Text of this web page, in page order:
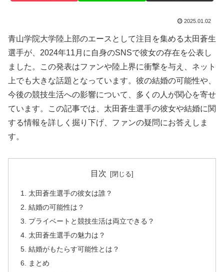
2025.01.02
青山学院大学陸上部のエースとして注目を集める太田蒼生
選手が、2024年11月に自身のSNSで彼女の存在を公表し
ました。この発表はファンや陸上界に衝撃を与え、ネット
上でも大きな話題となっています。彼の結婚の可能性や、
今後の競技生活への影響について、多くの人が関心を寄せ
ています。この記事では、太田蒼生選手の彼女や結婚に関
する情報を詳しく掘り下げ、ファンの疑問にお答えしま
す。
目次
太田蒼生選手の彼女は誰？
結婚の可能性は？
プライベートと競技生活は両立できる？
太田蒼生選手の魅力は？
結婚がもたらす可能性とは？
まとめ